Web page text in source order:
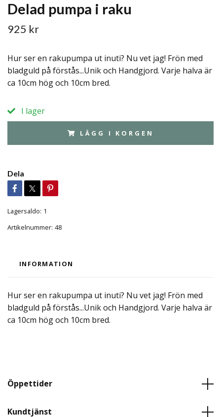
Delad pumpa i raku
925 kr
Hur ser en rakupumpa ut inuti? Nu vet jag! Frön med
bladguld på förstås...Unik och Handgjord. Varje halva är
ca 10cm hög och 10cm bred.
I lager
LÄGG I KORGEN
Dela
Lagersaldo: 1
Artikelnummer: 48
INFORMATION
Hur ser en rakupumpa ut inuti? Nu vet jag! Frön med
bladguld på förstås...Unik och Handgjord. Varje halva är
ca 10cm hög och 10cm bred.
Öppettider
Kundtjänst